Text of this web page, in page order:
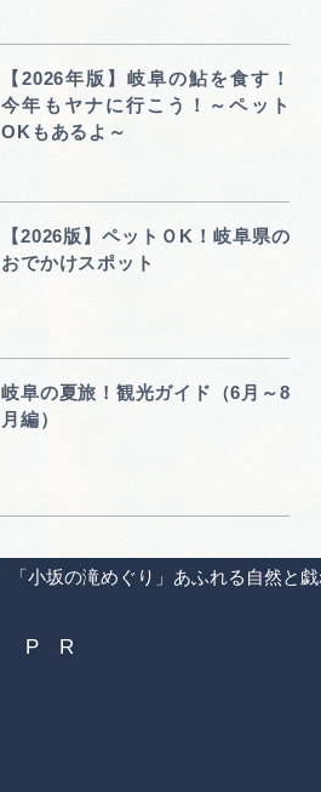
「小坂の滝めぐり」あふれる自然と
【2026年版】岐阜の鮎を食す！
今年もヤナに行こう！～ペット
OKもあるよ～
【2026版】ペットＯK！岐阜県の
おでかけスポット
岐阜の夏旅！観光ガイド（6月～8
月編）